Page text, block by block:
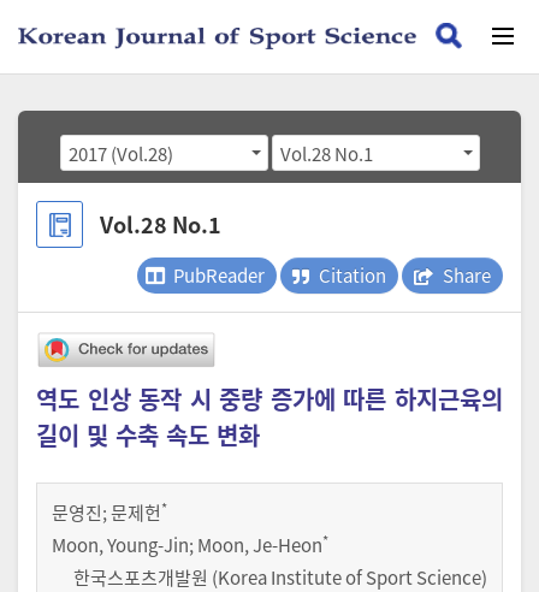
2017 (Vol.28) Vol.28 No.1
Vol.28 No.1
PubReader Citation Share
역도 인상 동작 시 중량 증가에 따른 하지근육의
길이 및 수축 속도 변화
문영진;문제헌*
Moon, Young-Jin; Moon, Je-Heon*
한국스포츠개발원 (Korea Institute of Sport Science)